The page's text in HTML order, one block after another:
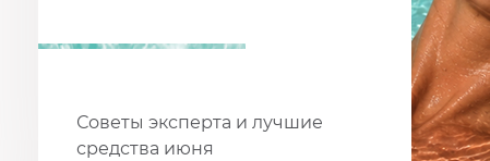
Советы эксперта и лучшие
средства июня